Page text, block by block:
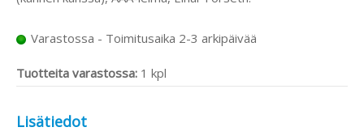
Varastossa - Toimitusaika 2-3 arkipäivää
Tuotteita varastossa: 1 kpl
Lisätiedot